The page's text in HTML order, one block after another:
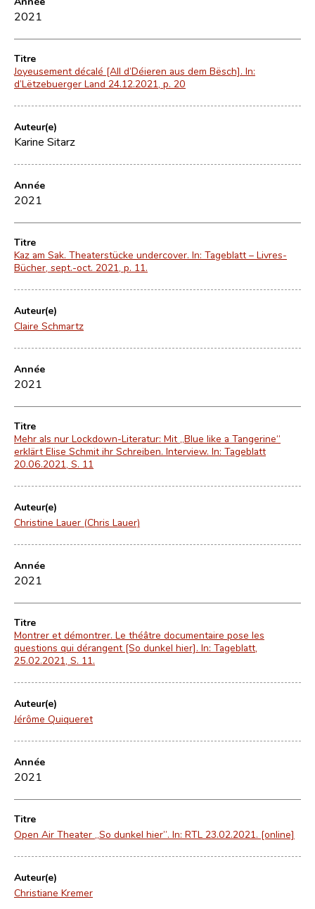
2021
Titre
Joyeusement décalé [All d’Déieren aus dem Bësch]. In:
d’Lëtzebuerger Land 24.12.2021, p. 20
Auteur(e)
Karine Sitarz
Année
2021
Titre
Kaz am Sak. Theaterstücke undercover. In: Tageblatt – Livres-
Bücher, sept.-oct. 2021, p. 11.
Auteur(e)
Claire Schmartz
Année
2021
Titre
Mehr als nur Lockdown-Literatur: Mit „Blue like a Tangerine“
erklärt Elise Schmit ihr Schreiben. Interview. In: Tageblatt
20.06.2021, S. 11
Auteur(e)
Christine Lauer (Chris Lauer)
Année
2021
Titre
Montrer et démontrer. Le théâtre documentaire pose les
questions qui dérangent [So dunkel hier]. In: Tageblatt,
25.02.2021, S. 11.
Auteur(e)
Jérôme Quiqueret
Année
2021
Titre
Open Air Theater „So dunkel hier”. In: RTL 23.02.2021. [online]
Auteur(e)
Christiane Kremer